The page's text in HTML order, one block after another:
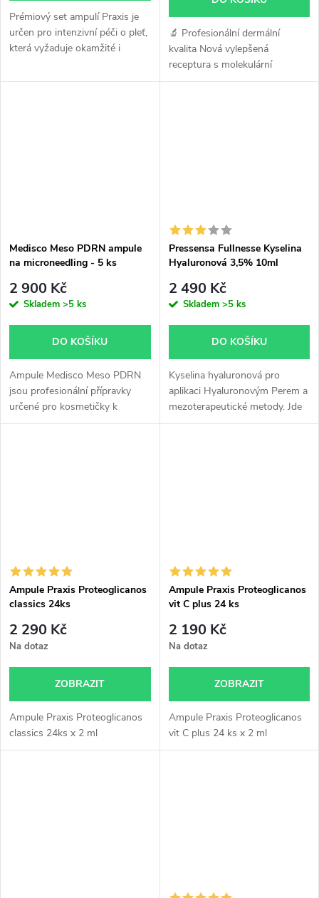
Prémiový set ampulí Praxis je
určen pro intenzivní péči o pleť,
která vyžaduje okamžité i
koncentrace aktivních látek
🔬 Profesionální dermální
kvalita Nová vylepšená
receptura s molekulární
hmotností min. 2 000 kDa
Medisco Meso PDRN ampule
na microneedling - 5 ks
2 900 Kč
Skladem >5 ks
DO KOŠÍKU
Ampule Medisco Meso PDRN
jsou profesionální přípravky
určené pro kosmetičky k
provádění mikrojehličkové
Pressensa Fullnesse Kyselina
Hyaluronová 3,5% 10ml
2 490 Kč
Skladem >5 ks
DO KOŠÍKU
Kyselina hyaluronová pro
aplikaci Hyaluronovým Perem a
mezoterapeutické metody. Jde
o synergetickou formuli s
Ampule Praxis Proteoglicanos
classics 24ks
2 290 Kč
Na dotaz
ZOBRAZIT
Ampule Praxis Proteoglicanos
classics 24ks x 2 ml
Ampule Praxis Proteoglicanos
vit C plus 24 ks
2 190 Kč
Na dotaz
ZOBRAZIT
Ampule Praxis Proteoglicanos
vit C plus 24 ks x 2 ml